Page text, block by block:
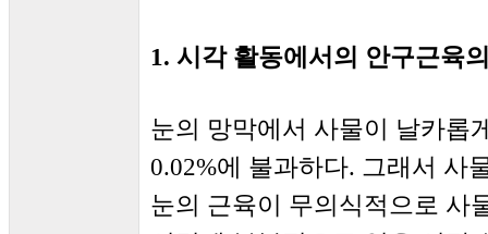
1. 시각 활동에서의 안구근육
눈의 망막에서 사물이 날카롭
0.02%에 불과하다. 그래서 사
눈의 근육이 무의식적으로 사